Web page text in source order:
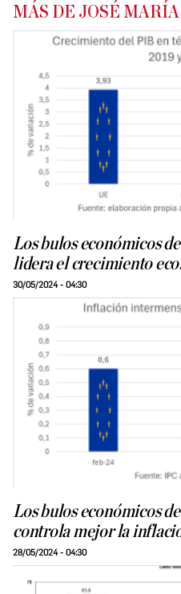
MÁS DE JOSÉ
Los bulos económicos
lidera el crecimiento
30/05/2024 - 04:30
Los bulos económicos
controla mejor la
28/05/2024 - 04:30